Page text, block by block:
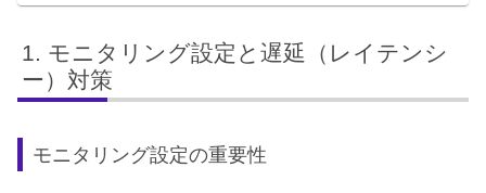
モニタリング設定と遅延（レイテンシ
ー）対策
モニタリング設定の重要性